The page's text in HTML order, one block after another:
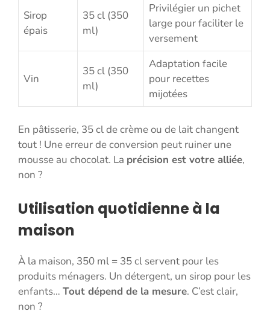
Sirop
épais
35 cl (350
ml)
Privilégier un pichet
large pour faciliter le
versement
Vin
35 cl (350
ml)
Adaptation facile
pour recettes
mijotées
En pâtisserie, 35 cl de crème ou de lait changent
tout ! Une erreur de conversion peut ruiner une
mousse au chocolat. La précision est votre alliée,
non ?
Utilisation quotidienne à la
maison
À la maison, 350 ml = 35 cl servent pour les
produits ménagers. Un détergent, un sirop pour les
enfants… Tout dépend de la mesure. C’est clair,
non ?